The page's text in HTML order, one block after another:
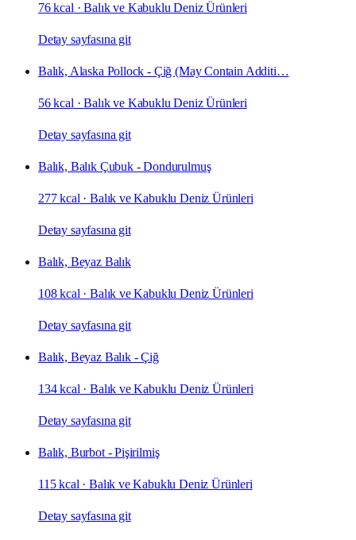
76 kcal ·Balık ve Kabuklu Deniz Ürünleri
Detay sayfasına git
Balık, Alaska Pollock - Çiğ (May Contain Additi…
56 kcal ·Balık ve Kabuklu Deniz Ürünleri
Detay sayfasına git
Balık, Balık Çubuk - Dondurulmuş
277 kcal ·Balık ve Kabuklu Deniz Ürünleri
Detay sayfasına git
Balık, Beyaz Balık
108 kcal ·Balık ve Kabuklu Deniz Ürünleri
Detay sayfasına git
Balık, Beyaz Balık - Çiğ
134 kcal ·Balık ve Kabuklu Deniz Ürünleri
Detay sayfasına git
Balık, Burbot - Pişirilmiş
115 kcal ·Balık ve Kabuklu Deniz Ürünleri
Detay sayfasına git